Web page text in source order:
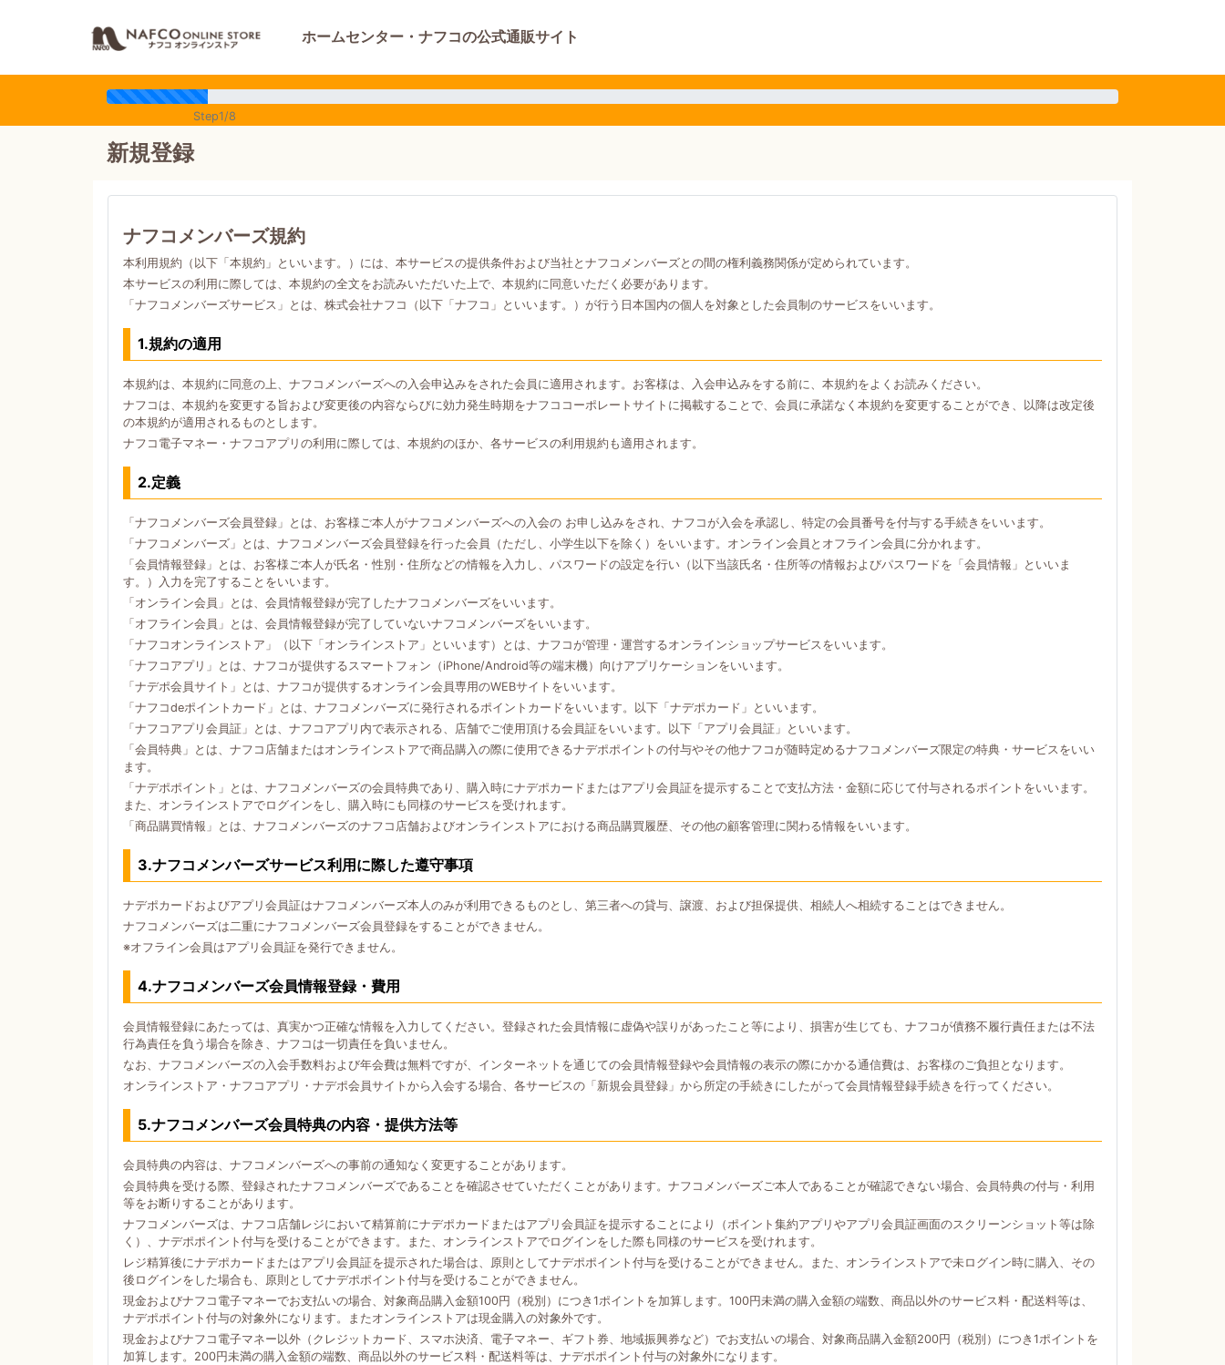
ホームセンター・ナフコの公式通販サイト
Step1/8
新規登録
ナフコメンバーズ規約
本利用規約（以下「本規約」といいます。）には、本サービスの提供条件および当社とナフコメンバーズとの間の権利義務関係が定められています。
本サービスの利用に際しては、本規約の全文をお読みいただいた上で、本規約に同意いただく必要があります。
「ナフコメンバーズサービス」とは、株式会社ナフコ（以下「ナフコ」といいます。）が行う日本国内の個人を対象とした会員制のサービスをいいます。
1.規約の適用
本規約は、本規約に同意の上、ナフコメンバーズへの入会申込みをされた会員に適用されます。お客様は、入会申込みをする前に、本規約をよくお読みください。
ナフコは、本規約を変更する旨および変更後の内容ならびに効力発生時期をナフココーポレートサイトに掲載することで、会員に承諾なく本規約を変更することができ、以降は改定後
の本規約が適用されるものとします。
ナフコ電子マネー・ナフコアプリの利用に際しては、本規約のほか、各サービスの利用規約も適用されます。
2.定義
「ナフコメンバーズ会員登録」とは、お客様ご本人がナフコメンバーズへの入会の お申し込みをされ、ナフコが入会を承認し、特定の会員番号を付与する手続きをいいます。
「ナフコメンバーズ」とは、ナフコメンバーズ会員登録を行った会員（ただし、小学生以下を除く）をいいます。オンライン会員とオフライン会員に分かれます。
「会員情報登録」とは、お客様ご本人が氏名・性別・住所などの情報を入力し、パスワードの設定を行い（以下当該氏名・住所等の情報およびパスワードを「会員情報」といいま
す。）入力を完了することをいいます。
「オンライン会員」とは、会員情報登録が完了したナフコメンバーズをいいます。
「オフライン会員」とは、会員情報登録が完了していないナフコメンバーズをいいます。
「ナフコオンラインストア」（以下「オンラインストア」といいます）とは、ナフコが管理・運営するオンラインショップサービスをいいます。
「ナフコアプリ」とは、ナフコが提供するスマートフォン（iPhone/Android等の端末機）向けアプリケーションをいいます。
「ナデポ会員サイト」とは、ナフコが提供するオンライン会員専用のWEBサイトをいいます。
「ナフコdeポイントカード」とは、ナフコメンバーズに発行されるポイントカードをいいます。以下「ナデポカード」といいます。
「ナフコアプリ会員証」とは、ナフコアプリ内で表示される、店舗でご使用頂ける会員証をいいます。以下「アプリ会員証」といいます。
「会員特典」とは、ナフコ店舗またはオンラインストアで商品購入の際に使用できるナデポポイントの付与やその他ナフコが随時定めるナフコメンバーズ限定の特典・サービスをいい
ます。
「ナデポポイント」とは、ナフコメンバーズの会員特典であり、購入時にナデポカードまたはアプリ会員証を提示することで支払方法・金額に応じて付与されるポイントをいいます。
また、オンラインストアでログインをし、購入時にも同様のサービスを受けれます。
「商品購買情報」とは、ナフコメンバーズのナフコ店舗およびオンラインストアにおける商品購買履歴、その他の顧客管理に関わる情報をいいます。
3.ナフコメンバーズサービス利用に際した遵守事項
ナデポカードおよびアプリ会員証はナフコメンバーズ本人のみが利用できるものとし、第三者への貸与、譲渡、および担保提供、相続人へ相続することはできません。
ナフコメンバーズは二重にナフコメンバーズ会員登録をすることができません。
※オフライン会員はアプリ会員証を発行できません。
4.ナフコメンバーズ会員情報登録・費用
会員情報登録にあたっては、真実かつ正確な情報を入力してください。登録された会員情報に虚偽や誤りがあったこと等により、損害が生じても、ナフコが債務不履行責任または不法
行為責任を負う場合を除き、ナフコは一切責任を負いません。
なお、ナフコメンバーズの入会手数料および年会費は無料ですが、インターネットを通じての会員情報登録や会員情報の表示の際にかかる通信費は、お客様のご負担となります。
オンラインストア・ナフコアプリ・ナデポ会員サイトから入会する場合、各サービスの「新規会員登録」から所定の手続きにしたがって会員情報登録手続きを行ってください。
5.ナフコメンバーズ会員特典の内容・提供方法等
会員特典の内容は、ナフコメンバーズへの事前の通知なく変更することがあります。
会員特典を受ける際、登録されたナフコメンバーズであることを確認させていただくことがあります。ナフコメンバーズご本人であることが確認できない場合、会員特典の付与・利用
等をお断りすることがあります。
ナフコメンバーズは、ナフコ店舗レジにおいて精算前にナデポカードまたはアプリ会員証を提示することにより（ポイント集約アプリやアプリ会員証画面のスクリーンショット等は除
く）、ナデポポイント付与を受けることができます。また、オンラインストアでログインをした際も同様のサービスを受けれます。
レジ精算後にナデポカードまたはアプリ会員証を提示された場合は、原則としてナデポポイント付与を受けることができません。また、オンラインストアで未ログイン時に購入、その
後ログインをした場合も、原則としてナデポポイント付与を受けることができません。
現金およびナフコ電子マネーでお支払いの場合、対象商品購入金額100円（税別）につき1ポイントを加算します。100円未満の購入金額の端数、商品以外のサービス料・配送料等は、
ナデポポイント付与の対象外になります。またオンラインストアは現金購入の対象外です。
現金およびナフコ電子マネー以外（クレジットカード、スマホ決済、電子マネー、ギフト券、地域振興券など）でお支払いの場合、対象商品購入金額200円（税別）につき1ポイントを
加算します。200円未満の購入金額の端数、商品以外のサービス料・配送料等は、ナデポポイント付与の対象外になります。